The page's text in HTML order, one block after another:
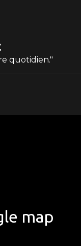
quotidien."
map